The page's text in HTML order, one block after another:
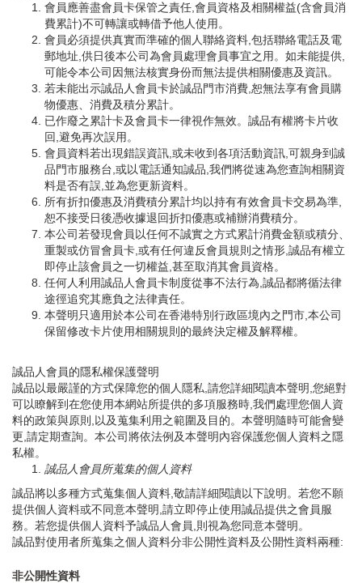
會員應善盡會員卡保管之責任,會員資格及相關權益(含會員消
費累計)不可轉讓或轉借予他人使用。
會員必須提供真實而準確的個人聯絡資料,包括聯絡電話及電
郵地址,供日後本公司為會員處理會員事宜之用。如未能提供,
可能令本公司因無法核實身份而無法提供相關優惠及資訊。
若未能出示誠品人會員卡於誠品門市消費,恕無法享有會員購
物優惠、消費及積分累計。
已作廢之累計卡及會員卡一律視作無效。誠品有權將卡片收
回,避免再次誤用。
會員資料若出現錯誤資訊,或未收到各項活動資訊,可親身到誠
品門市服務台,或以電話通知誠品,我們將從速為您查詢相關資
料是否有誤,並為您更新資料。
所有折扣優惠及消費積分累計均以持有有效會員卡交易為準,
恕不接受日後憑收據退回折扣優惠或補辦消費積分。
本公司若發現會員以任何不誠實之方式累計消費金額或積分、
重製或仿冒會員卡,或有任何違反會員規則之情形,誠品有權立
即停止該會員之一切權益,甚至取消其會員資格。
任何人利用誠品人會員卡制度從事不法行為,誠品都將循法律
途徑追究其應負之法律責任。
本聲明只適用於本公司在香港特別行政區境內之門市,本公司
保留修改卡片使用相關規則的最終決定權及解釋權。
誠品人會員的隱私權保護聲明
誠品以最嚴謹的方式保障您的個人隱私,請您詳細閱讀本聲明,您絕對
可以瞭解到在您使用本網站所提供的多項服務時,我們處理您個人資
料的政策與原則,以及蒐集利用之範圍及目的。本聲明隨時可能會變
更,請定期查詢。本公司將依法例及本聲明內容保護您個人資料之隱
私權。
誠品人會員所蒐集的個人資料
誠品將以多種方式蒐集個人資料,敬請詳細閱讀以下說明。若您不願
提供個人資料或不同意本聲明,請立即停止使用誠品提供之會員服
務。若您提供個人資料予誠品人會員,則視為您同意本聲明。
誠品對使用者所蒐集之個人資料分非公開性資料及公開性資料兩種:
非公開性資料